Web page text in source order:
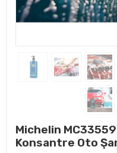
Michelin
Konsantre Oto